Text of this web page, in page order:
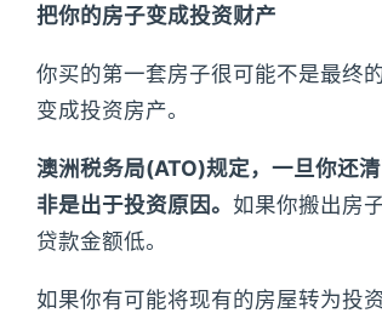
把你的房子变成投资财产
你买的第一套房子很可能不是最终
变成投资房产。
澳洲税务局(ATO)规定，一旦你还
非是出于投资原因。 如果你搬出房
贷款金额低。
如果你有可能将现有的房屋转为投